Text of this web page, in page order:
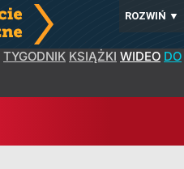
ROZWIŃ ▼
TYGODNIK KSIĄŻKI WIDEO DO